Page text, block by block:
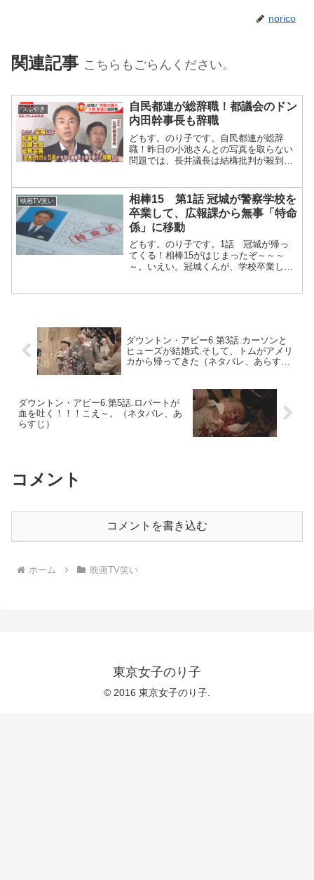
norico
関連記事 こちらもごらんください。
つぶやき
自民都連が総辞職！都議会のドン
内田幹事長も辞職
どもす。のり子です。自民都連が総辞
職！昨日の小池さんとの写真を取らない
問題では、長井議長は結構批判が殺到し
あ、当たり前ですが、都議会幹部は責任
を取って辞めることに。。石...
映画TV笑い
相棒15 第1話 冠城が警察学校を
卒業して、広報課から無事「特命
係」に移動
どもす。のり子です。1話 冠城が帰っ
てくる！相棒15がはじまったぞ～～～
～。いえい。冠城くんが、学校卒業しま
ダウントン・アビー6.第3話.カーソンと
ヒューズが結婚式.そして、トムがアメリ
カから帰ってきた（ネタバレ、あらす
ダウントン・アビー6.第5話.ロバートが
血を吐く！！！こえ～。（ネタバレ、あ
らすじ）
コメント
コメントを書き込む
ホーム 映画TV笑い
東京女子のり子
© 2016 東京女子のり子.